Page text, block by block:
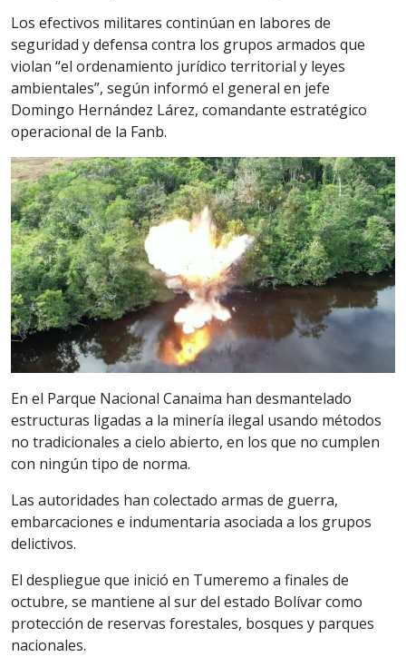
Los efectivos militares continúan en labores de
seguridad y defensa contra los grupos armados que
violan “el ordenamiento jurídico territorial y leyes
ambientales”, según informó el general en jefe
Domingo Hernández Lárez, comandante estratégico
operacional de la Fanb.
En el Parque Nacional Canaima han desmantelado
estructuras ligadas a la minería ilegal usando métodos
no tradicionales a cielo abierto, en los que no cumplen
con ningún tipo de norma.
Las autoridades han colectado armas de guerra,
embarcaciones e indumentaria asociada a los grupos
delictivos.
El despliegue que inició en Tumeremo a finales de
octubre, se mantiene al sur del estado Bolívar como
protección de reservas forestales, bosques y parques
nacionales.